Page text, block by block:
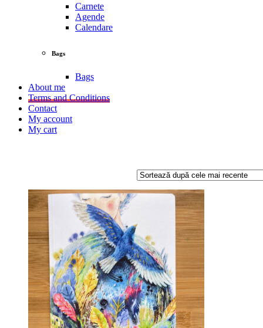
Carnete
Agende
Calendare
Bags
Bags
About me
Terms and Conditions
Contact
My account
My cart